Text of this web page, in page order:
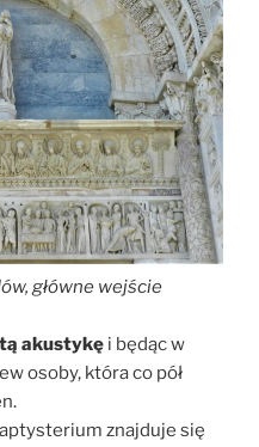
główne wejście
akustykę i będąc w
osoby, która co pół
znajduje się